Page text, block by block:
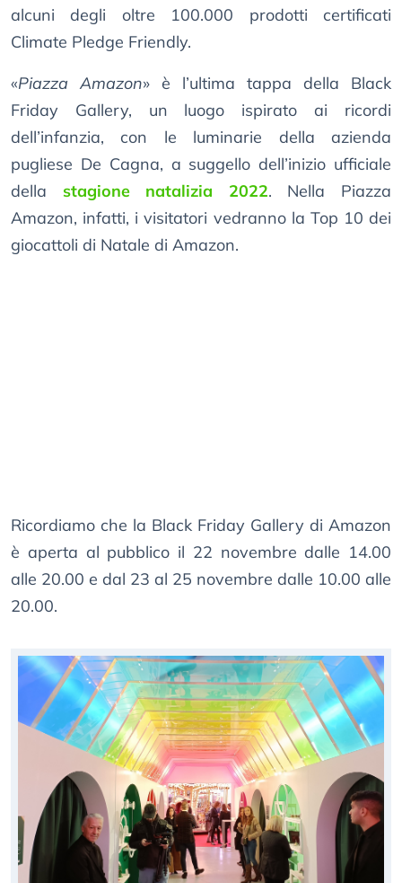
alcuni degli oltre 100.000 prodotti certificati
Climate Pledge Friendly.
«Piazza Amazon» è l’ultima tappa della Black
Friday Gallery, un luogo ispirato ai ricordi
dell’infanzia, con le luminarie della azienda
pugliese De Cagna, a suggello dell’inizio ufficiale
della stagione natalizia 2022. Nella Piazza
Amazon, infatti, i visitatori vedranno la Top 10 dei
giocattoli di Natale di Amazon.
Ricordiamo che la Black Friday Gallery di Amazon
è aperta al pubblico il 22 novembre dalle 14.00
alle 20.00 e dal 23 al 25 novembre dalle 10.00 alle
20.00.